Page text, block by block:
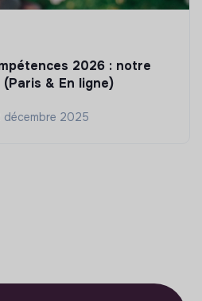
2026 : notre
& En ligne)
décembre 2025